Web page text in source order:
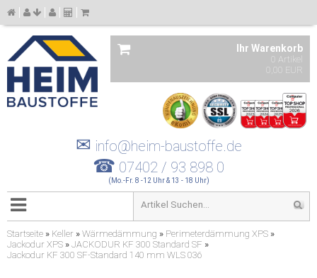
Ihr Warenkorb
0 Artikel
0,00 EUR
✉ info@heim-baustoffe.de
☎ 07402 / 93 898 0
(Mo.-Fr. 8 -12 Uhr & 13 - 18 Uhr)
Startseite » Keller » Wärmedämmung » Perimeterdämmung XPS »
Jackodur XPS » JACKODUR KF 300 Standard SF »
Jackodur KF 300 SF-Standard 140 mm WLS 036